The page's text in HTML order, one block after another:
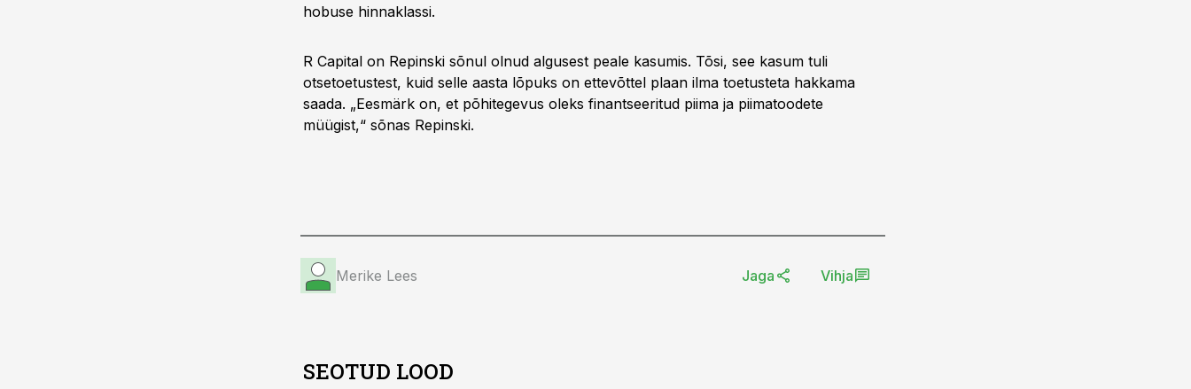
hobuse hinnaklassi.
R Capital on Repinski sõnul olnud algusest peale kasumis. Tõsi, see kasum tuli
otsetoetustest, kuid selle aasta lõpuks on ettevõttel plaan ilma toetusteta hakkama
saada. „Eesmärk on, et põhitegevus oleks finantseeritud piima ja piimatoodete
müügist,“ sõnas Repinski.
Merike Lees Jaga Vihja
SEOTUD LOOD